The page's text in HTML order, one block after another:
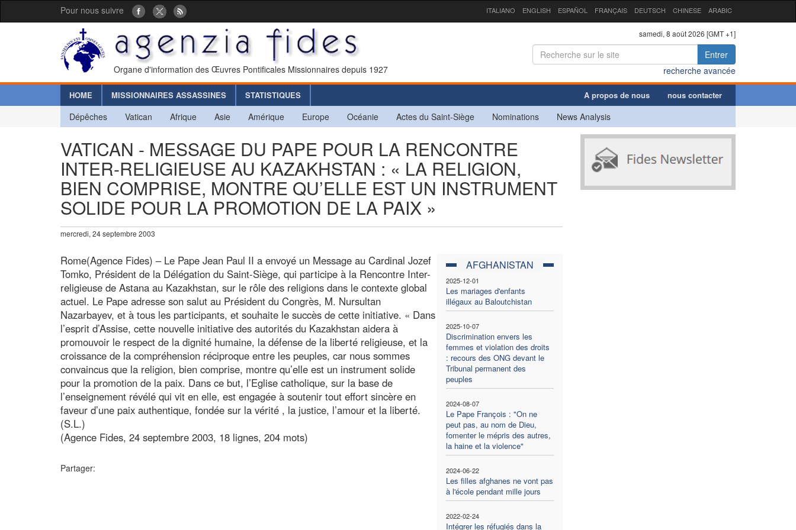
Pour nous suivre ITALIANO ENGLISH ESPAÑOL FRANÇAIS DEUTSCH CHINESE ARABIC
Organe d'information des Œuvres Pontificales Missionnaires depuis 1927
samedi, 8 août 2026 [GMT +1]
Entrer
recherche avancée
HOME MISSIONNAIRES ASSASSINES STATISTIQUES A propos de nous nous contacter
Dépêches Vatican Afrique Asie Amérique Europe Océanie Actes du Saint-Siège Nominations News Analysis
VATICAN - MESSAGE DU PAPE POUR LA RENCONTRE
INTER-RELIGIEUSE AU KAZAKHSTAN : « LA RELIGION,
BIEN COMPRISE, MONTRE QU’ELLE EST UN INSTRUMENT
SOLIDE POUR LA PROMOTION DE LA PAIX »
mercredi, 24 septembre 2003
AFGHANISTAN
2025-12-01
Les mariages d'enfants
illégaux au Baloutchistan
2025-10-07
Discrimination envers les
femmes et violation des droits
: recours des ONG devant le
Tribunal permanent des
peuples
2024-08-07
Le Pape François : "On ne
peut pas, au nom de Dieu,
fomenter le mépris des autres,
la haine et la violence"
2024-06-22
Les filles afghanes ne vont pas
à l'école pendant mille jours
2022-02-24
Intégrer les réfugiés dans la
Rome(Agence Fides) – Le Pape Jean Paul II a envoyé un Message au Cardinal Jozef
Tomko, Président de la Délégation du Saint-Siège, qui participe à la Rencontre Inter-
religieuse de Astana au Kazakhstan, sur le rôle des religions dans le contexte global
actuel. Le Pape adresse son salut au Président du Congrès, M. Nursultan
Nazarbayev, et à tous les participants, et souhaite le succès de cette initiative. « Dans
l’esprit d’Assise, cette nouvelle initiative des autorités du Kazakhstan aidera à
promouvoir le respect de la dignité humaine, la défense de la liberté religieuse, et la
croissance de la compréhension réciproque entre les peuples, car nous sommes
convaincus que la religion, bien comprise, montre qu’elle est un instrument solide
pour la promotion de la paix. Dans ce but, l’Eglise catholique, sur la base de
l’enseignement révélé qui vit en elle, est engagée à soutenir tout effort sincère en
faveur d’une paix authentique, fondée sur la vérité , la justice, l’amour et la liberté.
(S.L.)
(Agence Fides, 24 septembre 2003, 18 lignes, 204 mots)
Partager: